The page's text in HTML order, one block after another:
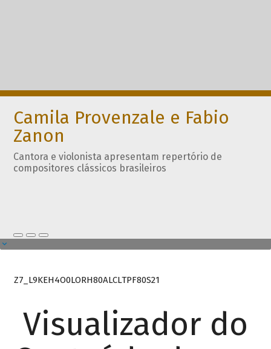
Camila Provenzale e Fabio
Zanon
Cantora e violonista apresentam repertório de
compositores clássicos brasileiros
Z7_L9KEH4O0LORH80ALCLTPF80S21
Visualizador do